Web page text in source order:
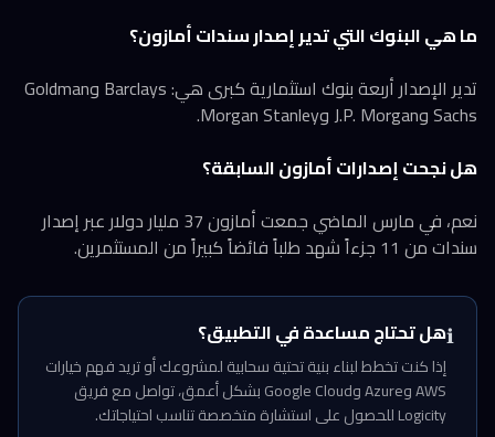
ما هي البنوك التي تدير إصدار سندات أمازون؟
تدير الإصدار أربعة بنوك استثمارية كبرى هي: Barclays وGoldman
Sachs وJ.P. Morgan وMorgan Stanley.
هل نجحت إصدارات أمازون السابقة؟
نعم، في مارس الماضي جمعت أمازون 37 مليار دولار عبر إصدار
سندات من 11 جزءاً شهد طلباً فائضاً كبيراً من المستثمرين.
ℹ️هل تحتاج مساعدة في التطبيق؟
إذا كنت تخطط لبناء بنية تحتية سحابية لمشروعك أو تريد فهم خيارات
AWS وAzure وGoogle Cloud بشكل أعمق، تواصل مع فريق
Logicity للحصول على استشارة متخصصة تناسب احتياجاتك.